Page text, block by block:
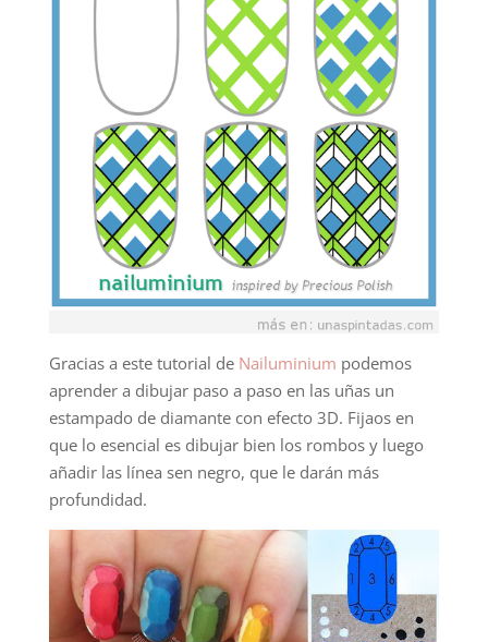
Gracias a este tutorial de Nailuminium podemos
aprender a dibujar paso a paso en las uñas un
estampado de diamante con efecto 3D. Fijaos en
que lo esencial es dibujar bien los rombos y luego
añadir las línea sen negro, que le darán más
profundidad.